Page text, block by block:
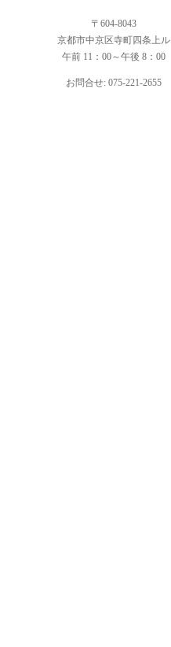
〒604-8043
京都市中京区寺町四条上ル
午前 11：00～午後 8：00
お問合せ: 075-221-2655